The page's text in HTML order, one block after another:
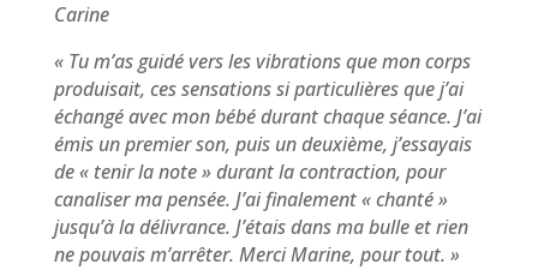
Carine
« Tu m’as guidé vers les vibrations que mon corps
produisait, ces sensations si particulières que j’ai
échangé avec mon bébé durant chaque séance. J’ai
émis un premier son, puis un deuxième, j’essayais
de « tenir la note » durant la contraction, pour
canaliser ma pensée. J’ai finalement « chanté »
jusqu’à la délivrance. J’étais dans ma bulle et rien
ne pouvais m’arrêter. Merci Marine, pour tout. »